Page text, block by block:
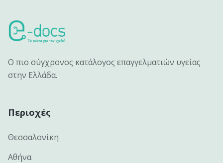
Ο πιο σύγχρονος κατάλογος επαγγελματιών υγείας
στην Ελλάδα.
Περιοχές
Θεσσαλονίκη
Αθήνα